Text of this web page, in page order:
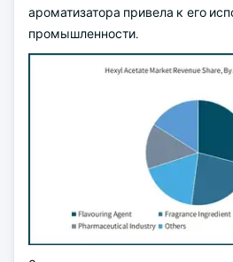
ароматизатора привела к его
промышленности.